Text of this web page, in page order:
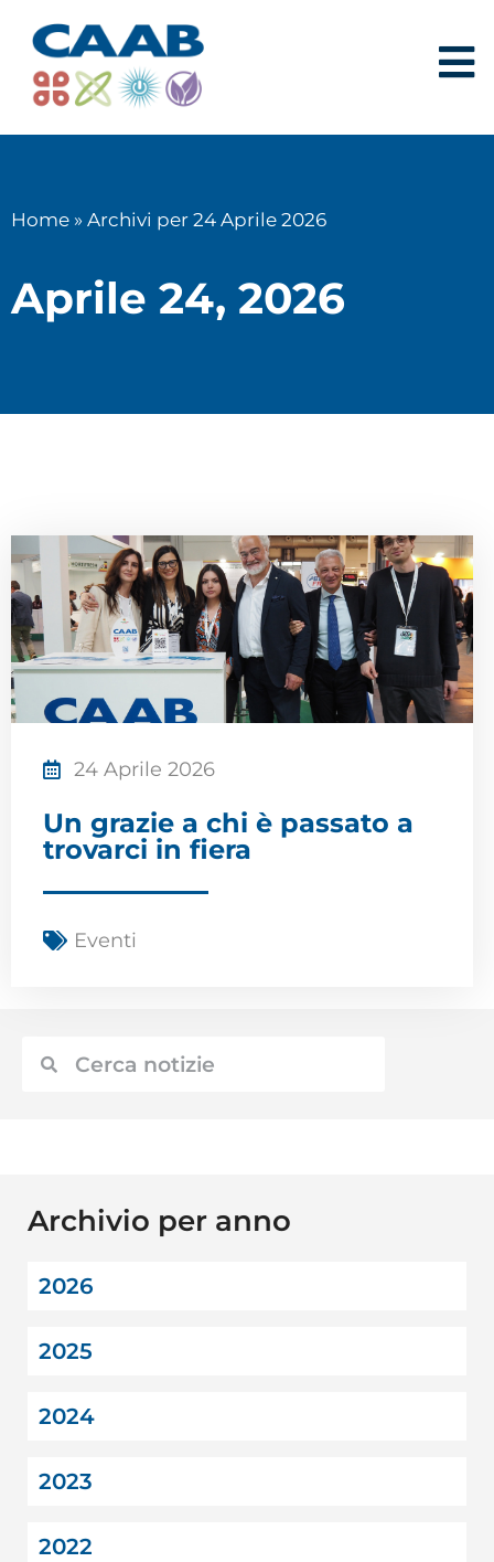
Home » Archivi per 24 Aprile 2026
Aprile 24, 2026
24 Aprile 2026
Un grazie a chi è passato a
trovarci in fiera
Eventi
Archivio per anno
2026
2025
2024
2023
2022